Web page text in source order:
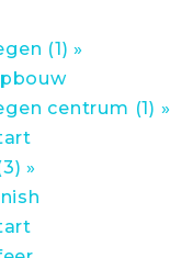
(1) »
centrum (1) »
»